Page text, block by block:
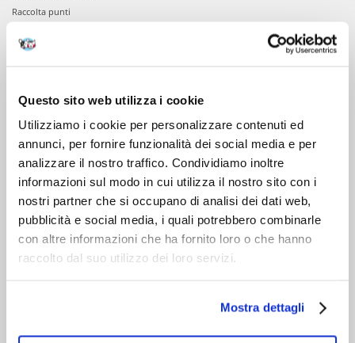
Questo sito web utilizza i cookie
Utilizziamo i cookie per personalizzare contenuti ed
annunci, per fornire funzionalità dei social media e per
analizzare il nostro traffico. Condividiamo inoltre
informazioni sul modo in cui utilizza il nostro sito con i
nostri partner che si occupano di analisi dei dati web,
pubblicità e social media, i quali potrebbero combinarle
con altre informazioni che ha fornito loro o che hanno
raccolto dal suo utilizzo dei loro servizi.
Mostra dettagli
Raccolta punti
VIENI A CONOSCERCI
Servizio clienti